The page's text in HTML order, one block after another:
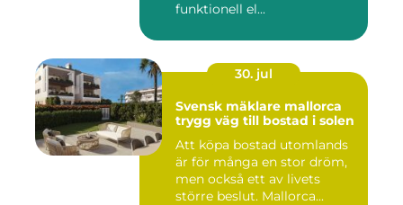
funktionell el...
30. jul
Svensk mäklare mallorca
trygg väg till bostad i solen
Att köpa bostad utomlands
är för många en stor dröm,
men också ett av livets
större beslut. Mallorca...